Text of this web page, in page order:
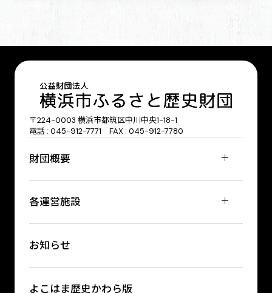
〒224-0003 横浜市都筑区中川中央1-18-1
電話 : 045-912-7771 FAX : 045-912-7780
財団概要
各運営施設
お知らせ
よこはま歴史かわら版